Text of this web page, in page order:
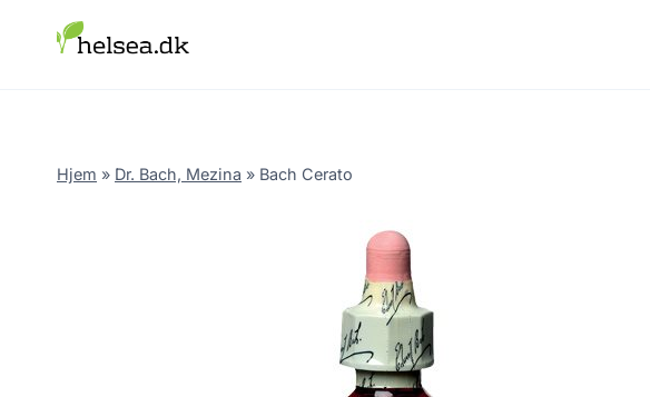
Hjem » Dr. Bach, Mezina » Bach Cerato